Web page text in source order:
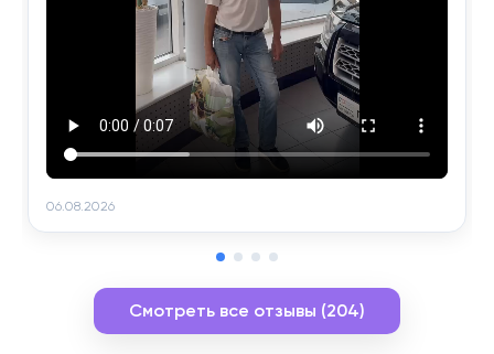
06.08.2026
Смотреть все отзывы (204)